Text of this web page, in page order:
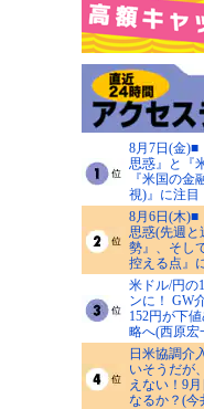
8月7日(金)■
思惑』と『
『米国の
視)』に注目
8月6日(木)■
思惑(先週
勢』、そし
控える点』
米ドル/円の
ンに！ GW
152円が下
略へ(西原宏
日米協調介
いそうだが
えない！9
なるか？(今